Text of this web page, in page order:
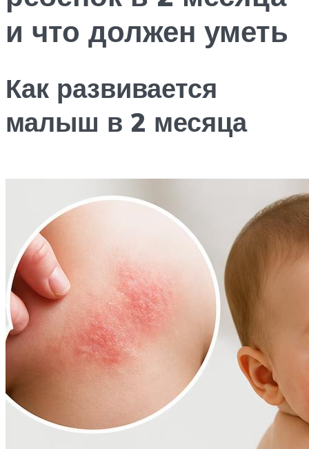
и что должен уметь
Как развивается
малыш в 2 месяца